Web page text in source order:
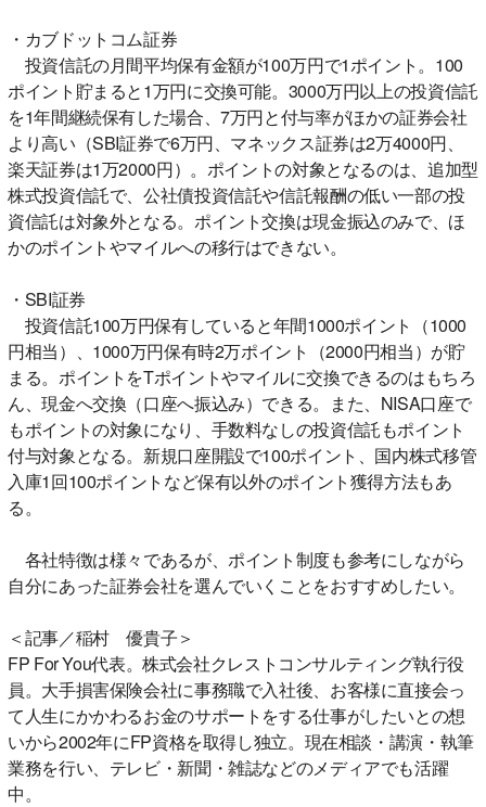
・カブドットコム証券
投資信託の月間平均保有金額が100万円で1ポイント。100
ポイント貯まると1万円に交換可能。3000万円以上の投資信託
を1年間継続保有した場合、7万円と付与率がほかの証券会社
より高い（SBI証券で6万円、マネックス証券は2万4000円、
楽天証券は1万2000円）。ポイントの対象となるのは、追加型
株式投資信託で、公社債投資信託や信託報酬の低い一部の投
資信託は対象外となる。ポイント交換は現金振込のみで、ほ
かのポイントやマイルへの移行はできない。
・SBI証券
投資信託100万円保有していると年間1000ポイント（1000
円相当）、1000万円保有時2万ポイント（2000円相当）が貯
まる。ポイントをTポイントやマイルに交換できるのはもちろ
ん、現金へ交換（口座へ振込み）できる。また、NISA口座で
もポイントの対象になり、手数料なしの投資信託もポイント
付与対象となる。新規口座開設で100ポイント、国内株式移管
入庫1回100ポイントなど保有以外のポイント獲得方法もあ
る。
各社特徴は様々であるが、ポイント制度も参考にしながら
自分にあった証券会社を選んでいくことをおすすめしたい。
＜記事／稲村 優貴子＞
FP For You代表。株式会社クレストコンサルティング執行役
員。大手損害保険会社に事務職で入社後、お客様に直接会っ
て人生にかかわるお金のサポートをする仕事がしたいとの想
いから2002年にFP資格を取得し独立。現在相談・講演・執筆
業務を行い、テレビ・新聞・雑誌などのメディアでも活躍
中。